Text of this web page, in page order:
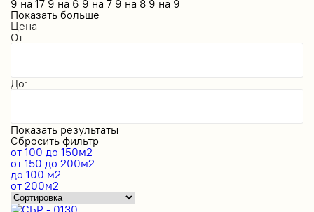
9 на 17 9 на 6 9 на 7 9 на 8 9 на 9
Показать больше
Цена
От:
До:
Показать результаты
Сбросить фильтр
от 100 до 150м2
от 150 до 200м2
до 100 м2
от 200м2